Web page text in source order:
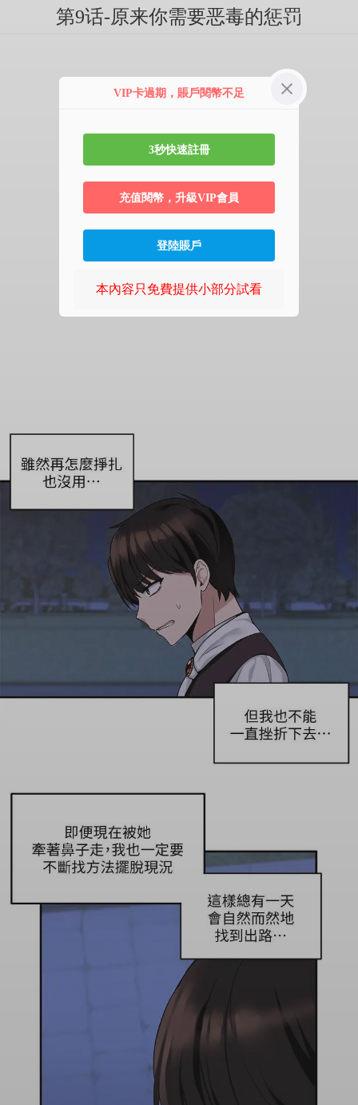
第9话-原来你需要恶毒的惩罚
VIP卡過期，賬戶閱幣不足
3秒快速註冊
充值閱幣，升級VIP會員
登陸賬戶
本內容只免費提供小部分試看